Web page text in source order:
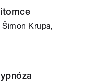
Šimon Krupa,